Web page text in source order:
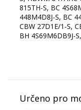
815TH-S, BC
448M4D8J-S, BC
CBW 27D1E/1-S,
BH 4S69M6DB9J-
Určeno pro